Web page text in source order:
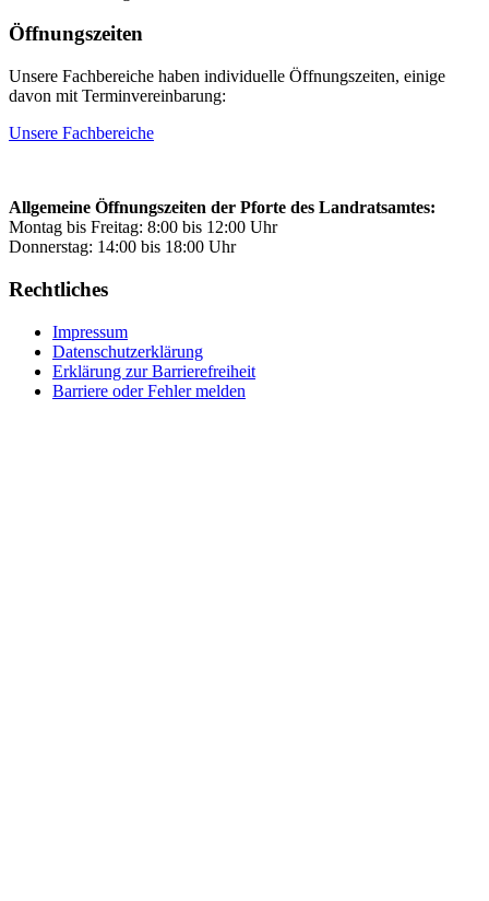
Öffnungszeiten
Unsere Fachbereiche haben individuelle Öffnungszeiten, einige
davon mit Terminvereinbarung:
Unsere Fachbereiche
Allgemeine Öffnungszeiten der Pforte des Landratsamtes:
Montag bis Freitag: 8:00 bis 12:00 Uhr
Donnerstag: 14:00 bis 18:00 Uhr
Rechtliches
Impressum
Datenschutzerklärung
Erklärung zur Barrierefreiheit
Barriere oder Fehler melden